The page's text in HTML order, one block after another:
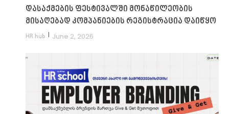
დასაქმების ფესტივალში მონაწილეობის
მისაღებად კომპანიების რეგისტრაცია დაიწყო
HR hub | June 2, 2026